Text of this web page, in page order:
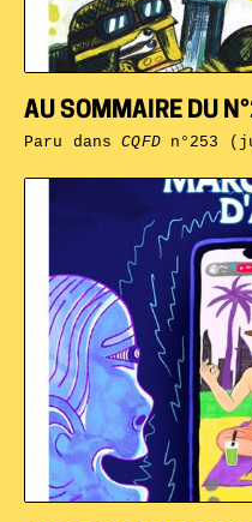
AU SOMMAIRE DU
Paru dansCQFDn°253